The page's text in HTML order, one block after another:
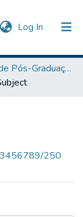
Log In (current)
Programa de Pós-Graduação em Ensino
250